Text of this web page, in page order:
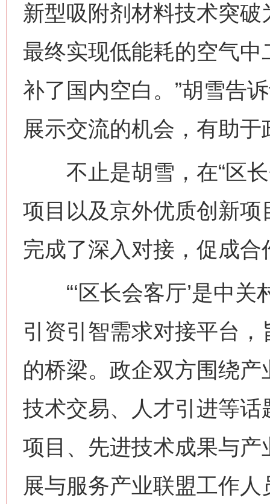
新型吸附剂材料技术突
最终实现低能耗的空气
补了国内空白。”胡雪告
展示交流的机会，有助
不止是胡雪，在“区长
项目以及京外优质创新
完成了深入对接，促成合
“‘区长会客厅’是中关
引资引智需求对接平台
的桥梁。政企双方围绕
技术交易、人才引进等
项目、先进技术成果与产
展与服务产业联盟工作